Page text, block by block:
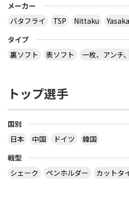
メーカー
バタフライ
TSP Nittaku Yasaka
タイプ
裏ソフト
表ソフト 一枚、アンチ
トップ選手
国別
日本
中国 ドイツ
韓国
戦型
シェーク
ペンホルダー カットタ